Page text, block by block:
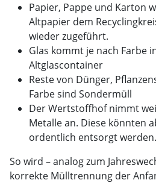
Papier, Pappe und Karton
Altpapier dem
wieder zugeführt.
Glas kommt je nach Farbe
Altglascontainer
Reste von Dünger,
Farbe sind Sondermüll
Der Wertstoffhof nimmt
Metalle an. Diese könnten
ordentlich entsorgt werden.
So wird – analog zum
korrekte Mülltrennung der